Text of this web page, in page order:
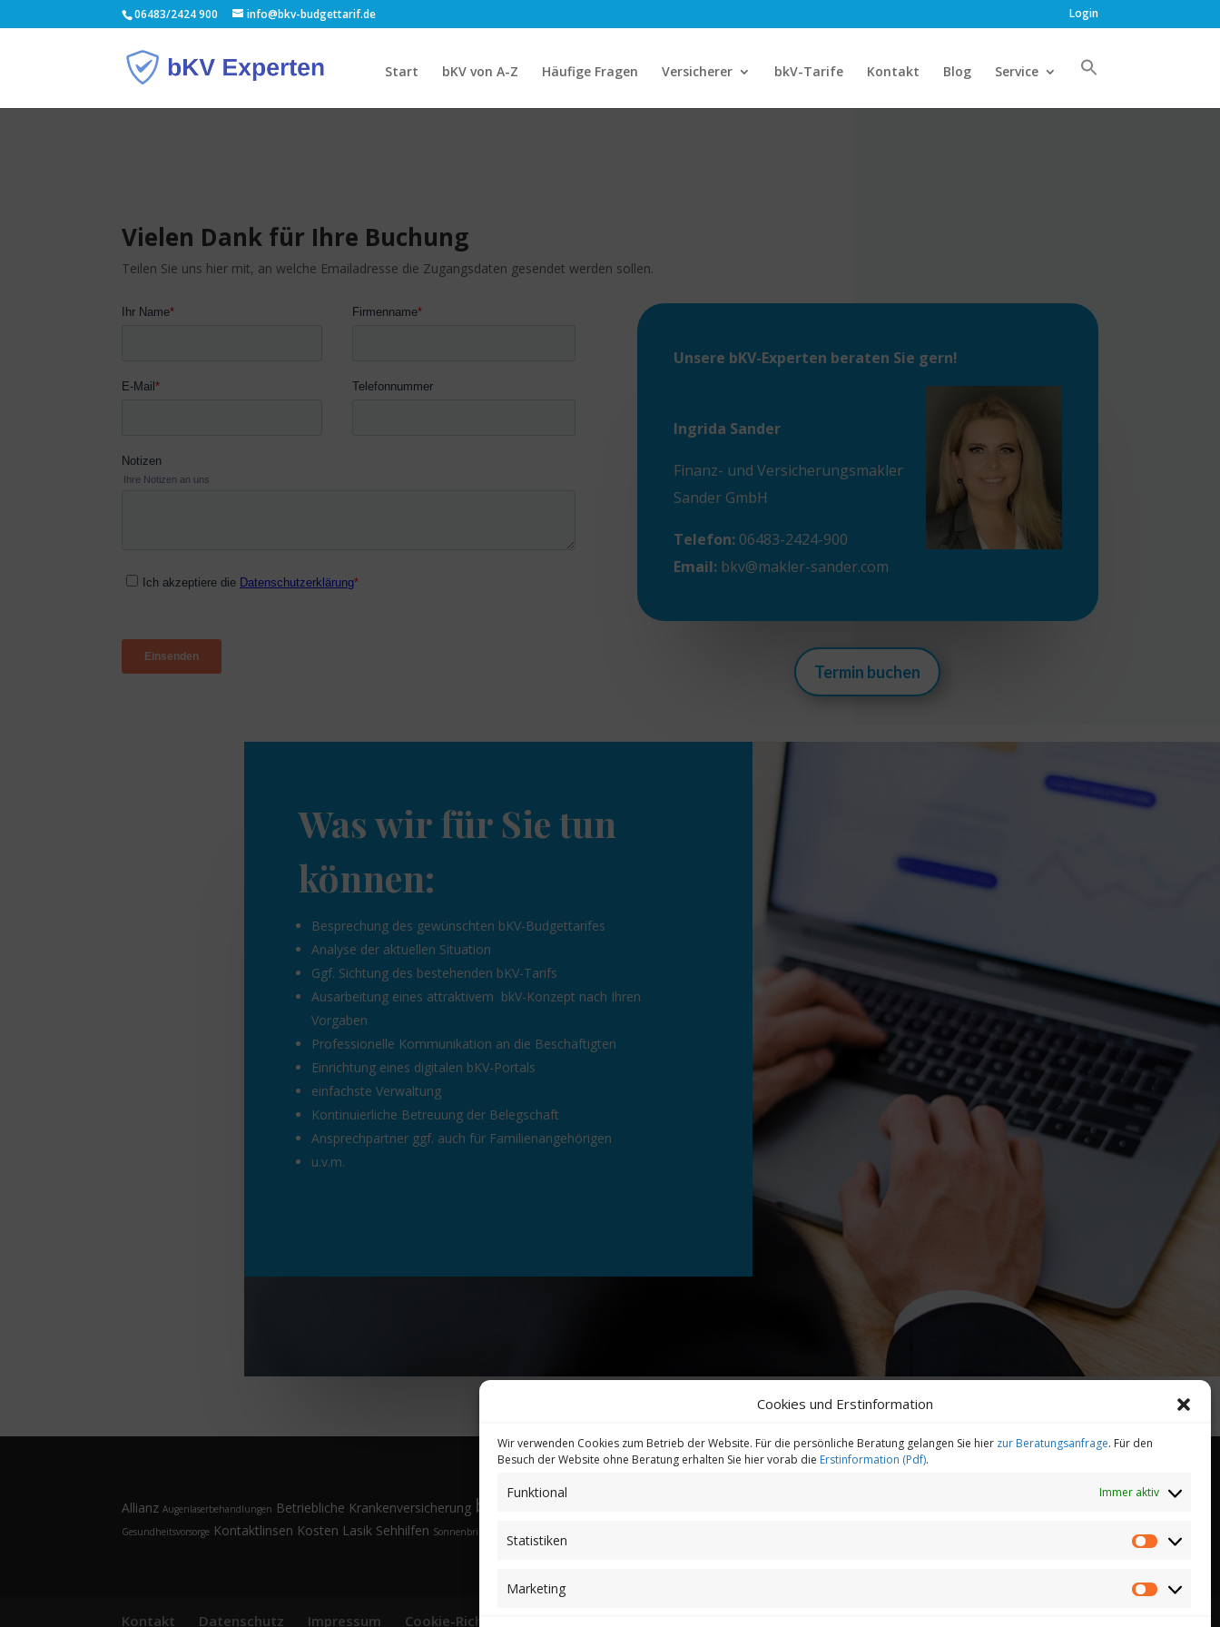
Cookies und Erstinformation
Wir verwenden Cookies zum Betrieb der Website. Für die persönliche Beratung gelangen Sie hier zur Beratungsanfrage. Für den
Besuch der Website ohne Beratung erhalten Sie hier vorab die Erstinformation (Pdf).
Funktional Immer aktiv
Statistiken
Statistiken
Marketing
Marketing
06483/2424 900 info@bkv-budgettarif.de Login
Start bKV von A-Z Häufige Fragen Versicherer bkV-Tarife Kontakt Blog Service
Vielen Dank für Ihre Buchung
Teilen Sie uns hier mit, an welche Emailadresse die Zugangsdaten gesendet werden sollen.
Unsere bKV-Experten beraten Sie gern!
Ingrida Sander
Finanz- und Versicherungsmakler
Sander GmbH
Telefon: 06483-2424-900
Email: bkv@makler-sander.com
Termin buchen
Was wir für Sie tun
können:
Besprechung des gewünschten bKV-Budgettarifes
Analyse der aktuellen Situation
Ggf. Sichtung des bestehenden bKV-Tarifs
Ausarbeitung eines attraktivem bkV-Konzept nach Ihren
Vorgaben
Professionelle Kommunikation an die Beschäftigten
Einrichtung eines digitalen bKV-Portals
einfachste Verwaltung
Kontinuierliche Betreuung der Belegschaft
Ansprechpartner ggf. auch für Familienangehörigen
u.v.m.
Allianz Augenlaserbehandlungen Betriebliche Krankenversicherung bkV
Gesundheitsvorsorge Kontaktlinsen Kosten Lasik Sehhilfen Sonnenbrille
Kontakt Datenschutz Impressum Cookie-Richtlinie (EU)